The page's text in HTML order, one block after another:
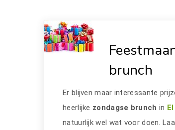
brunch
Er blijven maar interessante
heerlijke zondagse brunch in
natuurlijk wel wat voor doen.